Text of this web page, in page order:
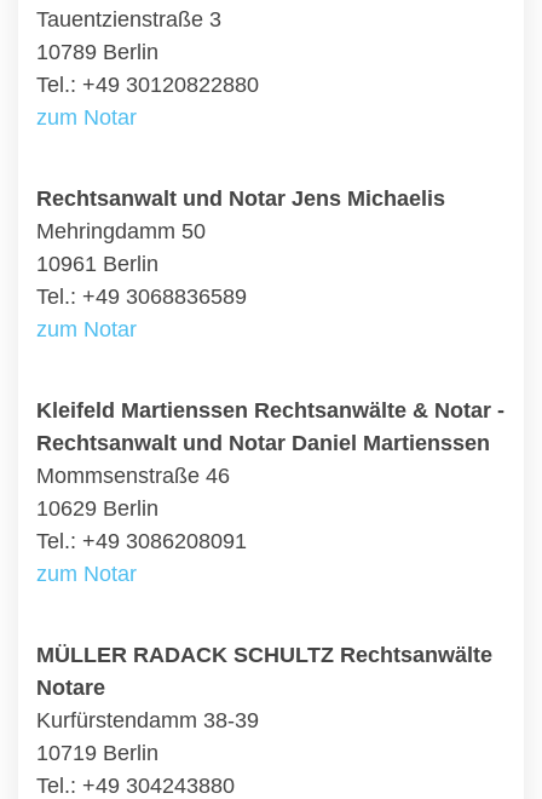
Tauentzienstraße 3
10789 Berlin
Tel.: +49 30120822880
zum Notar
Rechtsanwalt und Notar Jens Michaelis
Mehringdamm 50
10961 Berlin
Tel.: +49 3068836589
zum Notar
Kleifeld Martienssen Rechtsanwälte & Notar -
Rechtsanwalt und Notar Daniel Martienssen
Mommsenstraße 46
10629 Berlin
Tel.: +49 3086208091
zum Notar
MÜLLER RADACK SCHULTZ Rechtsanwälte
Notare
Kurfürstendamm 38-39
10719 Berlin
Tel.: +49 304243880